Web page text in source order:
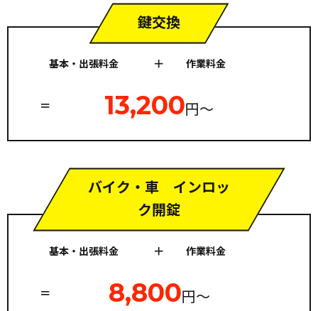
鍵交換
基本・出張料金 作業料金
13,200円〜
バイク・車 インロッ
ク開錠
基本・出張料金 作業料金
8,800円〜